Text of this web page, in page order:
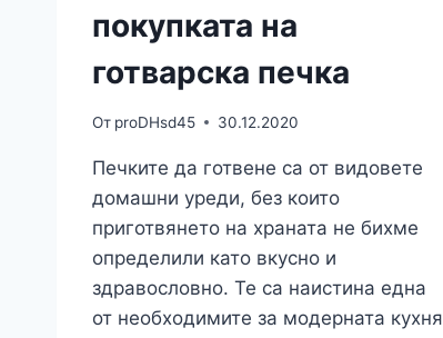
покупката на
готварска печка
От proDHsd45 30.12.2020
Печките да готвене са от видовете
домашни уреди, без които
приготвянето на храната не бихме
определили като вкусно и
здравословно. Те са наистина една
от необходимите за модерната кухня